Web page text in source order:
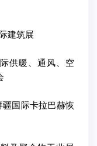
建筑展
供暖、通风、空
国际卡拉巴赫恢